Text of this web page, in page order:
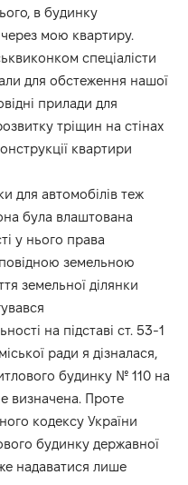
в будинку
мою квартиру.
спеціалісти
для обстеження нашої
прилади для
тріщин на стінах
квартири
для автомобілів теж
була влаштована
у нього права
земельною
земельної ділянки
на підставі ст. 53-1
ради я дізналася,
будинку № 110 на
визначена. Проте
кодексу України
будинку державної
надаватися лише